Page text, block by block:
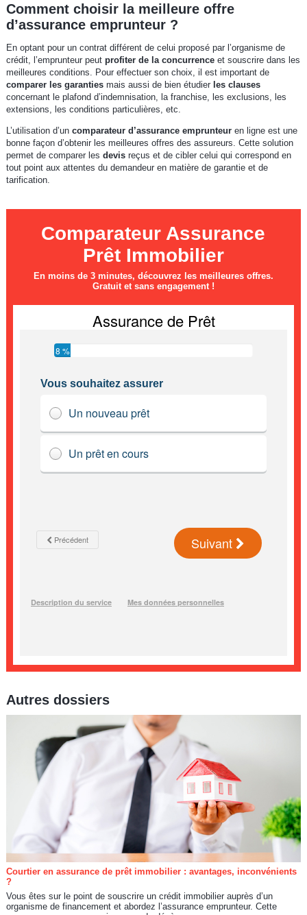
Comment choisir la meilleure offre
d’assurance emprunteur ?
En optant pour un contrat différent de celui proposé par l’organisme de
crédit, l’emprunteur peut profiter de la concurrenceet souscrire dans les
meilleures conditions. Pour effectuer son choix, il est important de
comparer les garantiesmais aussi de bien étudier les clauses
concernant le plafond d’indemnisation, la franchise, les exclusions, les
extensions, les conditions particulières, etc.
L’utilisation d’un comparateur d’assurance emprunteuren ligne est une
bonne façon d’obtenir les meilleures offres des assureurs. Cette solution
permet de comparer les devisreçus et de cibler celui qui correspond en
tout point aux attentes du demandeur en matière de garantie et de
tarification.
Comparateur Assurance
Prêt Immobilier
En moins de 3 minutes, découvrez les meilleures offres.
Gratuit et sans engagement !
Autres dossiers
Courtier en assurance de prêt immobilier : avantages, inconvénients
?
Vous êtes sur le point de souscrire un crédit immobilier auprès d’un
organisme de financement et abordez l’assurance emprunteur. Cette